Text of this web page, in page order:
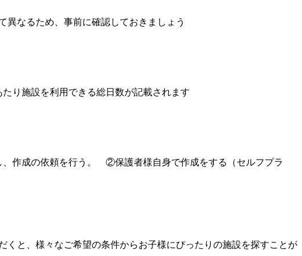
異なるため、事前に確認しておきましょう
り施設を利用できる総日数が記載されます
作成の依頼を行う。 ②保護者様自身で作成をする（セルフプラ
と、様々なご希望の条件からお子様にぴったりの施設を探すことが